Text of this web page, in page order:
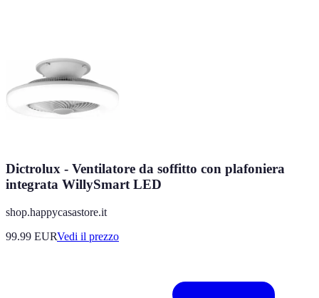
Dictrolux - Ventilatore da soffitto con plafoniera
integrata WillySmart LED
shop.happycasastore.it
99.99 EURVedi il prezzo